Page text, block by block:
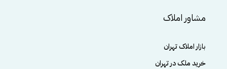
مشاور املاک
بازار املاک تهران
خرید ملک در تهران